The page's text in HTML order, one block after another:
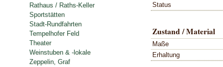
Status
Zustand / Material
Maße
Erhaltung
Rathaus / Raths-Keller
Sportstätten
Stadt-Rundfahrten
Tempelhofer Feld
Theater
Weinstuben & -lokale
Zeppelin, Graf